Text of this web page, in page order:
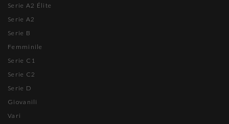
Serie A2 Élite
Serie A2
Serie B
Femminile
Serie C1
Serie C2
Serie D
Giovanili
Vari